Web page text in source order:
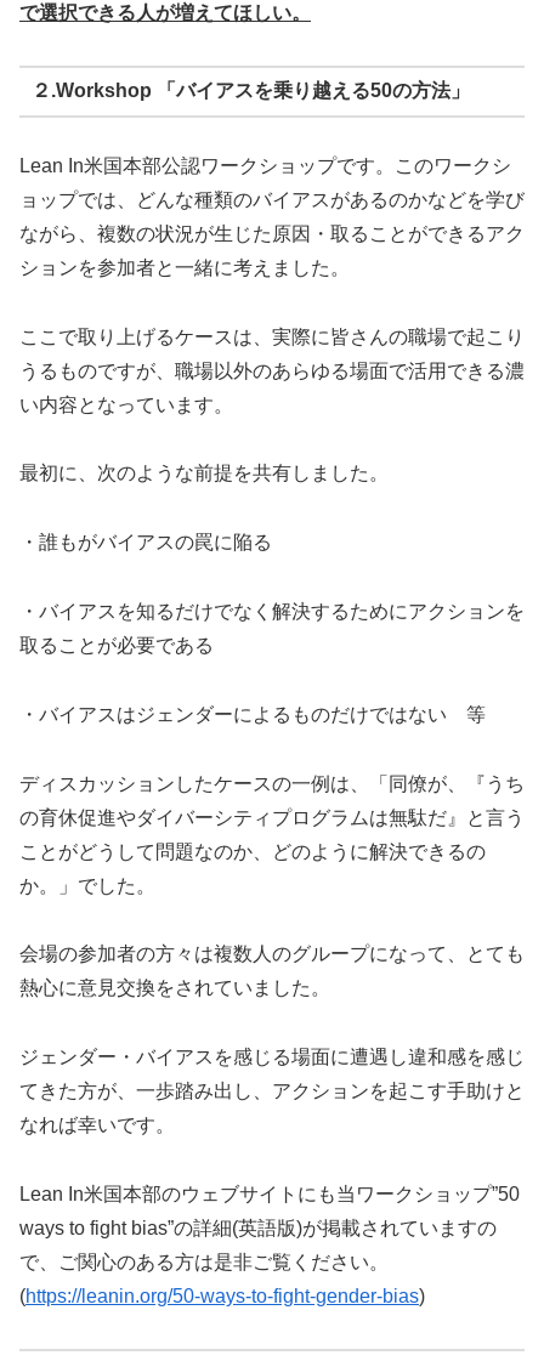
で選択できる人が増えてほしい。
２.Workshop 「バイアスを乗り越える50の方法」
Lean In米国本部公認ワークショップです。このワークシ
ョップでは、どんな種類のバイアスがあるのかなどを学び
ながら、複数の状況が生じた原因・取ることができるアク
ションを参加者と一緒に考えました。
ここで取り上げるケースは、実際に皆さんの職場で起こり
うるものですが、職場以外のあらゆる場面で活用できる濃
い内容となっています。
最初に、次のような前提を共有しました。
・誰もがバイアスの罠に陥る
・バイアスを知るだけでなく解決するためにアクションを
取ることが必要である
・バイアスはジェンダーによるものだけではない 等
ディスカッションしたケースの一例は、「同僚が、『うち
の育休促進やダイバーシティプログラムは無駄だ』と言う
ことがどうして問題なのか、どのように解決できるの
か。」でした。
会場の参加者の方々は複数人のグループになって、とても
熱心に意見交換をされていました。
ジェンダー・バイアスを感じる場面に遭遇し違和感を感じ
てきた方が、一歩踏み出し、アクションを起こす手助けと
なれば幸いです。
Lean In米国本部のウェブサイトにも当ワークショップ”50
ways to fight bias”の詳細(英語版)が掲載されていますの
で、ご関心のある方は是非ご覧ください。
(https://leanin.org/50-ways-to-fight-gender-bias)